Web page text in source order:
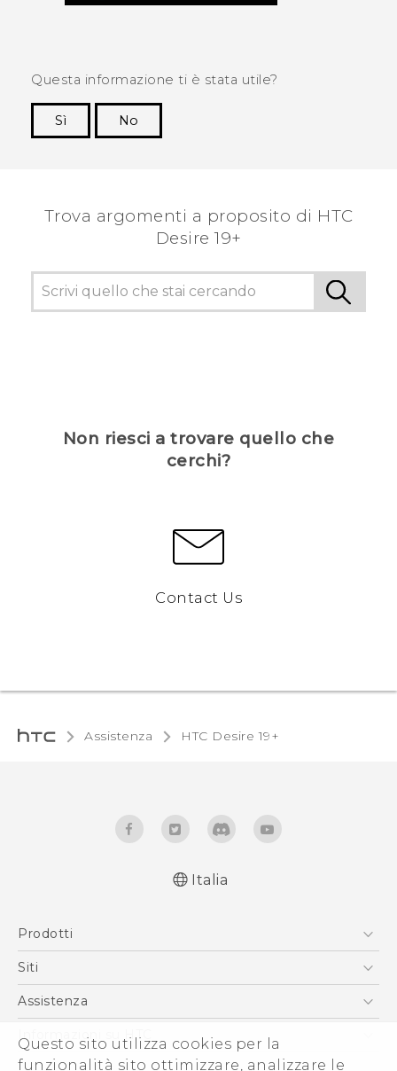
Questo sito utilizza cookies per la
funzionalità sito ottimizzare, analizzare le
Questa informazione ti è stata utile?
Sì
No
Trova argomenti a proposito di ‎HTC
Desire 19+‎
Non riesci a trovare quello che
cerchi?
Contact Us
Assistenza ‎HTC Desire 19+‎‎
English - User manual
Italiano - CE-Dichiarazione Di Conformità
Italia
Prodotti
Smartphone
Vive
Accessori
Siti
HTC VIVE
Assistenza
Ecommerce Assistenza
Informazioni su HTC
ESG